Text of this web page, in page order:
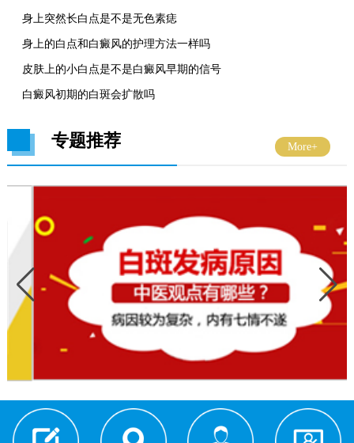
身上突然长白点是不是无色素痣
身上的白点和白癜风的护理方法一样吗
皮肤上的小白点是不是白癜风早期的信号
白癜风初期的白斑会扩散吗
专题推荐 More+